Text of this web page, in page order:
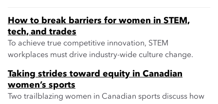
How to break barriers for women in STEM,
tech, and trades
To achieve true competitive innovation, STEM
workplaces must drive industry-wide culture change.
Taking strides toward equity in Canadian
women’s sports
Two trailblazing women in Canadian sports discuss how